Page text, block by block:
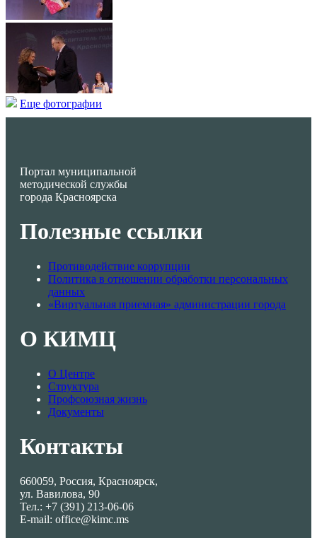
Еще фотографии
Портал муниципальной
методической службы
города Красноярска
Полезные ссылки
Противодействие коррупции
Политика в отношении обработки персональных
данных
«Виртуальная приемная» администрации города
О КИМЦ
О Центре
Структура
Профсоюзная жизнь
Документы
Контакты
660059, Россия, Красноярск,
ул. Вавилова, 90
Тел.: +7 (391) 213-06-06
E-mail: office@kimc.ms